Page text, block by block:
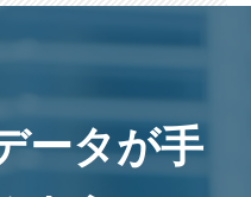
ータが手